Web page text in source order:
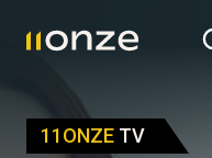
11ONZE TV